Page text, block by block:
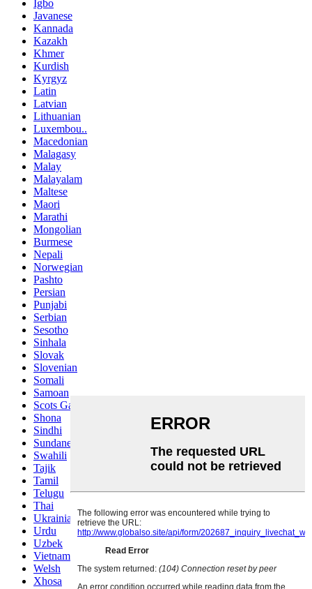
Igbo
Javanese
Kannada
Kazakh
Khmer
Kurdish
Kyrgyz
Latin
Latvian
Lithuanian
Luxembou..
Macedonian
Malagasy
Malay
Malayalam
Maltese
Maori
Marathi
Mongolian
Burmese
Nepali
Norwegian
Pashto
Persian
Punjabi
Serbian
Sesotho
Sinhala
Slovak
Slovenian
Somali
Samoan
Scots Gaelic
Shona
Sindhi
Sundanese
Swahili
Tajik
Tamil
Telugu
Thai
Ukrainian
Urdu
Uzbek
Vietnamese
Welsh
Xhosa